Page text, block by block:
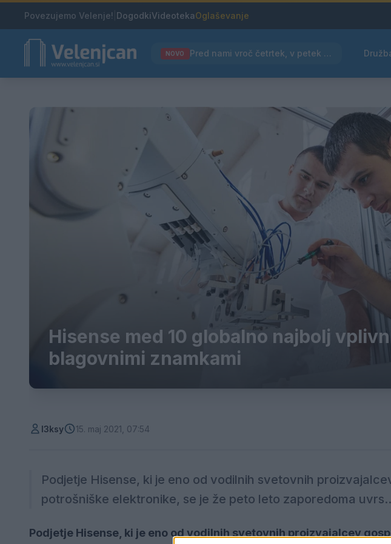
Povezujemo Velenje! DogodkiVideotekaOglaševanje
NOVO Pred nami vroč četrtek, v petek osvežitev
Hisense med 10 globalno najbolj
blagovnimi znamkami
l3ksy 15. maj 2021, 07:54
Podjetje Hisense, ki je eno od vodilnih svetovnih
potrošniške elektronike, se je že peto leto zaporedoma
Podjetje Hisense, ki je eno od vodilnih svetovnih proizvajalcev